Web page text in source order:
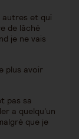
autres et qui
de lâché
je ne vais
plus avoir
pas sa
a quelqu'un
que je